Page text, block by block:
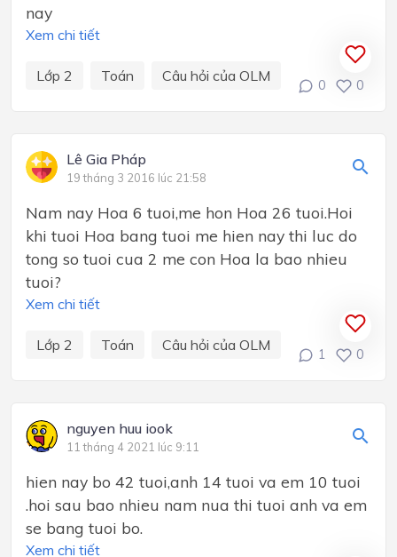
nay
Xem chi tiết
Lớp 2 Toán Câu hỏi của OLM
0 0
Lê Gia Pháp
19 tháng 3 2016 lúc 21:58
Nam nay Hoa 6 tuoi,me hon Hoa 26 tuoi.Hoi
khi tuoi Hoa bang tuoi me hien nay thi luc do
tong so tuoi cua 2 me con Hoa la bao nhieu
tuoi?
Xem chi tiết
Lớp 2 Toán Câu hỏi của OLM
1 0
nguyen huu iook
11 tháng 4 2021 lúc 9:11
hien nay bo 42 tuoi,anh 14 tuoi va em 10 tuoi
.hoi sau bao nhieu nam nua thi tuoi anh va em
se bang tuoi bo.
Xem chi tiết